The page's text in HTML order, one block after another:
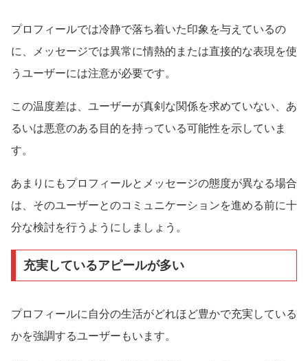
プロフィールでは冷静で落ち着いた印象を与えているの
に、メッセージでは異常に情熱的または直接的な表現を使
うユーザーには注意が必要です。
この温度差は、ユーザーが真剣な関係を求めていない、あ
るいは悪意のある目的を持っている可能性を示していま
す。
あまりにもプロフィールとメッセージの態度が異なる場合
は、そのユーザーとのコミュニケーションを進める前に十
分な検討を行うようにしましょう。
充実しているアピールが多い
プロフィールに自分の生活がどれほど豊かで充実している
かを強調するユーザーもいます。